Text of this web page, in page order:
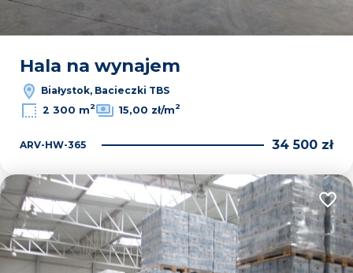
Hala na wynajem
Białystok, Bacieczki TBS
2 300 m2 15,00 zł/m2
ARV-HW-365 34 500 zł